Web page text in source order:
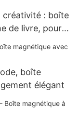
créativité : boîte
de livre, pour
boîte
élégant